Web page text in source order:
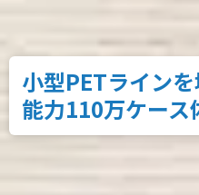
小型PETライン
能力110万ケース